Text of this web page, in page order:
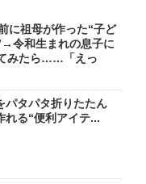
に祖母が作った“子ど
令和生まれの息子に
みたら……「えっ
パタパタ折りたたん
る“便利アイテ...